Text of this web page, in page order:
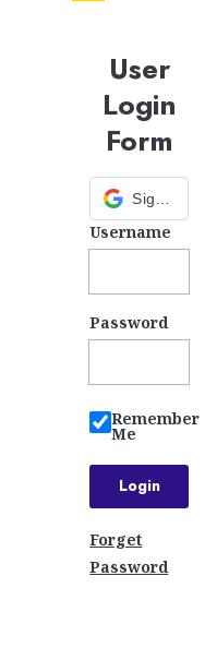
User
Login
Form
Username
Password
Remember
Me
Forget
Password